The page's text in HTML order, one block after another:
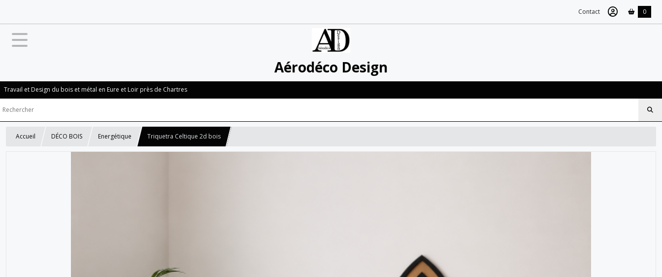
Contact 0
Aérodéco Design
Travail et Design du bois et métal en Eure et Loir près de Chartres
Accueil DÉCO BOIS Energétique Triquetra Celtique 2d bois